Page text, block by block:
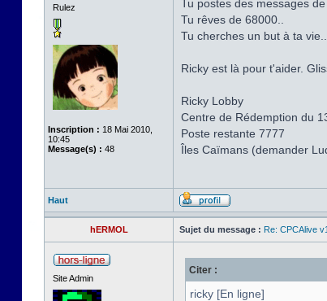
Rulez
Inscription : 18 Mai 2010,
10:45
Message(s) : 48
Tu postes des messages
Tu rêves de 68000..
Tu cherches un but à ta vie...
Ricky est là pour t'aider.
Ricky Lobby
Centre de Rédemption du
Poste restante 7777
Îles Caïmans (demander
Haut
hERMOL Sujet du message : Re: CPCAlive
Site Admin
Citer :
ricky [En ligne]